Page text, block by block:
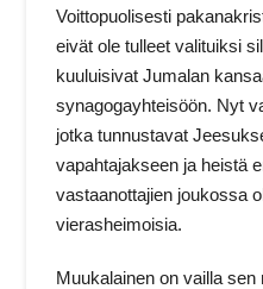
Voittopuolisesti
eivät ole tulleet valituiksi
kuuluisivat Jumalan
synagogayhteisöön. Nyt
jotka tunnustavat
vapahtajakseen ja heistä
vastaanottajien joukossa
vierasheimoisia.
Muukalainen on vailla